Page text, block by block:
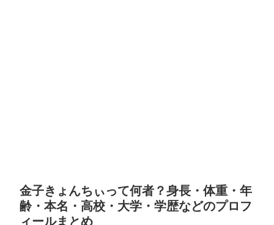
金子きょんちぃって何者？身長・体重・年
齢・本名・高校・大学・学歴などのプロフ
ィールまとめ